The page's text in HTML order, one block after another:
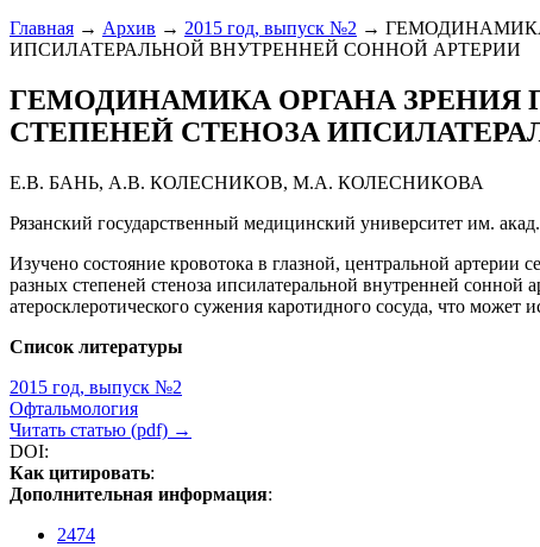
Главная → Архив → 2015 год, выпуск №2 →
ИПСИЛАТЕРАЛЬНОЙ ВНУТРЕННЕЙ СОННОЙ АРТЕРИИ
ГЕМОДИНАМИКА ОРГАНА
СТЕПЕНЕЙ СТЕНОЗА
Е.В. БАНЬ, А.В. КОЛЕСНИКОВ, М.А. КОЛЕСНИКОВА
Рязанский государственный медицинский университет им.
Изучено состояние кровотока в глазной, центральной
разных степеней стеноза ипсилатеральной внутренней сонной
атеросклеротического сужения каротидного сосуда, что
Список литературы
2015 год, выпуск №2
Офтальмология
Читать статью (pdf) →
DOI:
Как цитировать:
Дополнительная информация:
2474